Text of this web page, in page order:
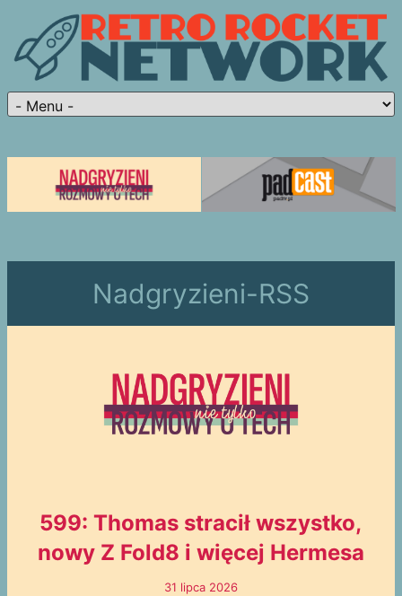
Nadgryzieni-RSS
599: Thomas stracił wszystko,
nowy Z Fold8 i więcej Hermesa
31 lipca 2026